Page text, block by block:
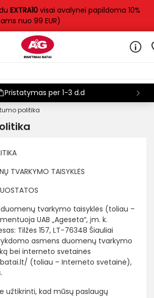
EXTRA10 visai avalynei papildoma 10%
nuo 99 EUR)
Pristatymas per 1-3 d.d
politika
TVARKYMO TAISYKLĖS
duomenų tvarkymo taisyklės (toliau –
UAB „Ageseta“, įm. k.
Tilžės 157, LT-76348 Šiauliai
asmens duomenų tvarkymo
bei interneto svetainės
(toliau – Interneto svetainė),
užtikrinti, kad mūsų paslaugų